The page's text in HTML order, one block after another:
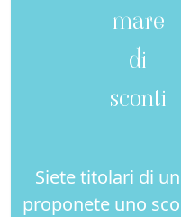
mare
di
sconti
Siete titolari di
proponete uno